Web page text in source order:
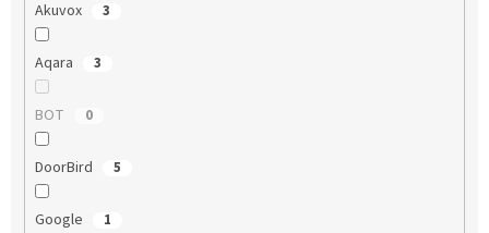
Akuvox 3
Aqara 3
BOT 0
DoorBird 5
Google 1